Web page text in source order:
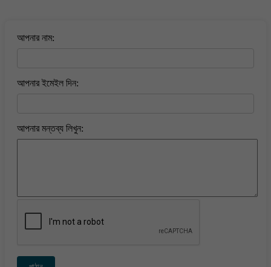
আপনার নাম:
আপনার ইমেইল দিন:
আপনার মন্তব্য লিখুন: